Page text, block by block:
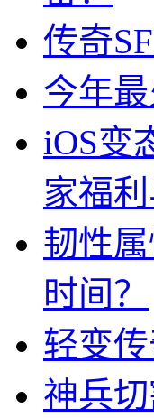
传奇
今年
iOS变
家福利
韧性
时间？
轻变
神兵